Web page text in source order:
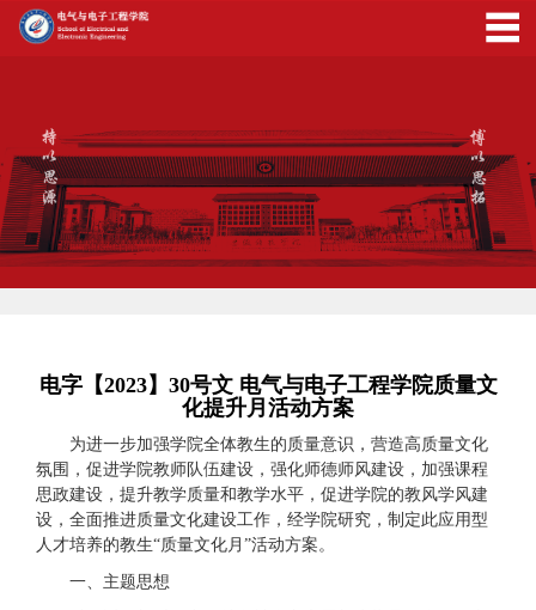
电字【2023】30号文 电气与电子工程学院质量文
化提升月活动方案
为进一步加强学院全体教生的质量意识，营造高质量文化
氛围，促进学院教师队伍建设，强化师德师风建设，加强课程
思政建设，提升教学质量和教学水平，促进学院的教风学风建
设，全面推进质量文化建设工作，经学院研究，制定此应用型
人才培养的教生“质量文化月”活动方案。
一、主题思想